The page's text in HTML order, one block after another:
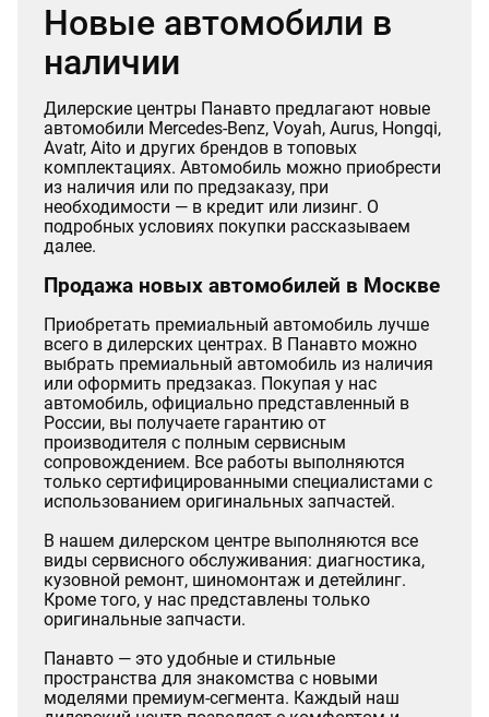
Новые автомобили в
наличии
Дилерские центры Панавто предлагают новые
автомобили Mercedes-Benz, Voyah, Aurus, Hongqi,
Avatr, Aito и других брендов в топовых
комплектациях. Автомобиль можно приобрести
из наличия или по предзаказу, при
необходимости — в кредит или лизинг. О
подробных условиях покупки рассказываем
далее.
Продажа новых автомобилей в Москве
Приобретать премиальный автомобиль лучше
всего в дилерских центрах. В Панавто можно
выбрать премиальный автомобиль из наличия
или оформить предзаказ. Покупая у нас
автомобиль, официально представленный в
России, вы получаете гарантию от
производителя с полным сервисным
сопровождением. Все работы выполняются
только сертифицированными специалистами с
использованием оригинальных запчастей.
В нашем дилерском центре выполняются все
виды сервисного обслуживания: диагностика,
кузовной ремонт, шиномонтаж и детейлинг.
Кроме того, у нас представлены только
оригинальные запчасти.
Панавто — это удобные и стильные
пространства для знакомства с новыми
моделями премиум-сегмента. Каждый наш